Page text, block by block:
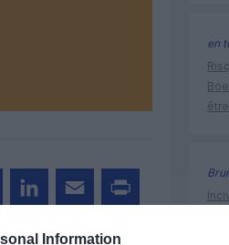
Information
en